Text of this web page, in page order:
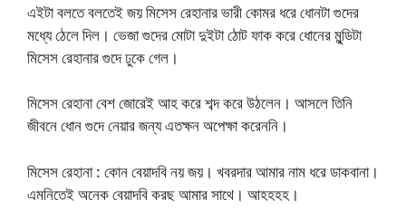
এইটা বলতে বলতেই জয় মিসেস রেহানার ভারী কোমর ধরে ধোনটা গুদের
মধ্যে ঠেলে দিল। ভেজা গুদের মোটা দুইটা ঠোট ফাক করে ধোনের মুন্ডিটা
মিসেস রেহানার গুদে ঢুকে গেল।
মিসেস রেহানা বেশ জোরেই আহ করে শব্দ করে উঠলেন। আসলে তিনি
জীবনে ধোন গুদে নেয়ার জন্য এতক্ষন অপেক্ষা করেননি।
মিসেস রেহানা : কোন বেয়াদবি নয় জয়। খবরদার আমার নাম ধরে ডাকবানা।
এমনিতেই অনেক বেয়াদবি করছ আমার সাথে। আহহহহ।